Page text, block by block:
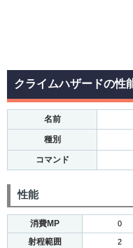
クライムハザードの性
名前
種別
コマンド
性能
消費MP 0
射程範囲 2